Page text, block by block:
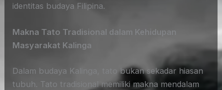
identitas budaya Filipina.
Makna Tato Tradisional dalam Kehidupan
Masyarakat Kalinga
Dalam budaya Kalinga, tato bukan sekadar hiasan
tubuh. Tato tradisional memiliki makna mendalam